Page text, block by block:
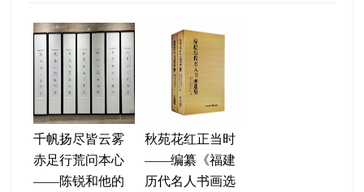
千帆扬尽皆云雾
赤足行荒问本心
——陈锐和他的
秋苑花红正当时
——编纂《福建
历代名人书画选